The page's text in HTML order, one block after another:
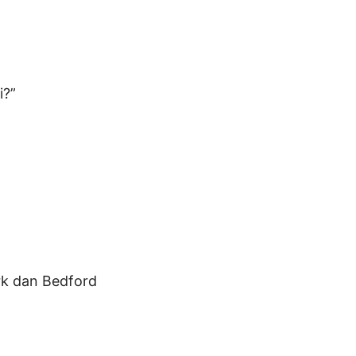
dan Bedford